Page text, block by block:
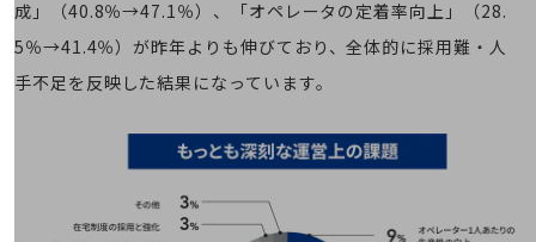
データプラス
IoT向け回線料金
home5Gプラン
端末の一元管理
セキュリティ
成」（40.8％→47.1％）、「オペレータの定着率向上」（28.
5％→41.4％）が昨年よりも伸びており、全体的に採用難・人
手不足を反映した結果になっています。